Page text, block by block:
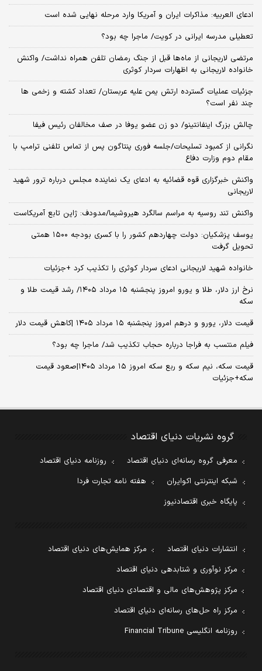
ادعای العربیه: مذاکرات ایران و آمریکا وارد مرحله نهایی شده است
تعطیلی مدرسه ایرانی در کویت/ ماجرا چه بود؟
مرتضی لاریجانی از ماه‌ها قبل از جنگ رمضان تلفن همراه نداشت/ واکنش
خانواده لاریجانی به اظهارات سردار کوثری
جزئیات عملیات گسترده ارتش یمن علیه عربستان/ تعداد کشته و زخمی ها
چند نفر است؟
چالش بزرگ اینفانتینو/ دو زن عضو یوفا در صف مخالفان رئیس فیفا
نگرانی از کمبود تسلیحات/جلسه فوری پنتاگون پس از تماس تلفنی ترامپ با
مقام دوم وزارت دفاع
واکنش خبرگزاری قوه قضائیه به ادعای یک نماینده مجلس درباره ترور شهید
لاریجانی
واکنش تند روسیه به مراسم سالگرد هیروشیما/مدودف: ژاپن تابع آمریکاست
یوسف پزشکیان: دولت چهاردهم کشور را با کسری بودجه ۱۵۰۰ همتی
تحویل گرفت
خانواده شهید لاریجانی ادعای سردار کوثری را تکذیب کرد +جزئیات
نرخ ارز دلار، طلا و یورو امروز پنجشنبه ۱۵ مرداد ۱۴۰۵/ رشد قیمت طلا و
سکه
قیمت دلار، یورو و درهم امروز پنجشنبه ۱۵ مرداد ۱۴۰۵ |کاهش قیمت دلار
فیلم منتسب به فراجا درباره حجاب تکذیب شد/ ماجرا چه بود؟
قیمت سکه، نیم سکه و ربع سکه امروز ۱۵ مرداد ۱۴۰۵|صعود قیمت
سکه+جزئیات
گروه نشریات دنیای اقتصاد
معرفی گروه رسانه‌ای دنیای اقتصاد
روزنامه دنیای اقتصاد
شبکه اینترنتی اکوایران
هفته نامه تجارت فردا
پایگاه خبری اقتصادنیوز
انتشارات دنیای اقتصاد
مرکز همایش‌های دنیای اقتصاد
مرکز نوآوری و شتابدهی دنیای اقتصاد
مرکز پژوهش‌های مالی و اقتصادی دنیای اقتصاد
مرکز راه حل‌های رسانه‌ای دنیای اقتصاد
روزنامه انگلیسی Financial Tribune